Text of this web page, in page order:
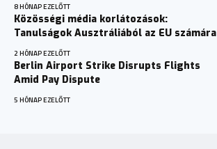
8 HÓNAP EZELŐTT
Közösségi média korlátozások:
Tanulságok Ausztráliából az EU számára
2 HÓNAP EZELŐTT
Berlin Airport Strike Disrupts Flights
Amid Pay Dispute
5 HÓNAP EZELŐTT